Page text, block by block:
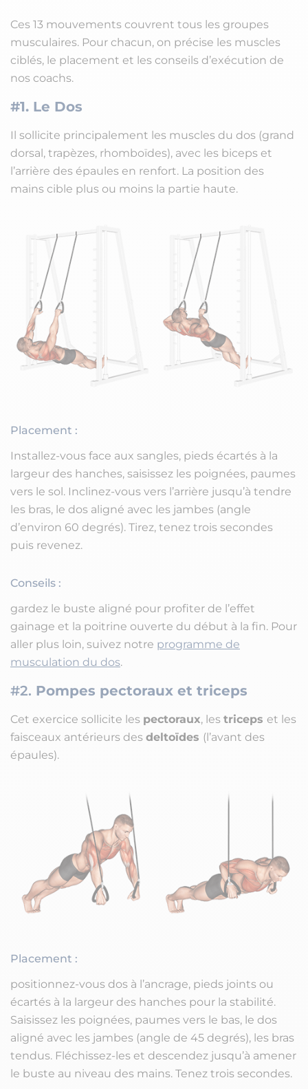
Ces 13 mouvements couvrent tous les groupes
musculaires. Pour chacun, on précise les muscles
ciblés, le placement et les conseils d’exécution de
nos coachs.
#1. Le Dos
Il sollicite principalement les muscles du dos (grand
dorsal, trapèzes, rhomboïdes), avec les biceps et
l’arrière des épaules en renfort. La position des
mains cible plus ou moins la partie haute.
Placement :
Installez-vous face aux sangles, pieds écartés à la
largeur des hanches, saisissez les poignées, paumes
vers le sol. Inclinez-vous vers l’arrière jusqu’à tendre
les bras, le dos aligné avec les jambes (angle
d’environ 60 degrés). Tirez, tenez trois secondes
puis revenez.
Conseils :
gardez le buste aligné pour profiter de l’effet
gainage et la poitrine ouverte du début à la fin. Pour
aller plus loin, suivez notre programme de
musculation du dos.
#2. Pompes pectoraux et triceps
Cet exercice sollicite les pectoraux, les triceps et les
faisceaux antérieurs des deltoïdes (l’avant des
épaules).
Placement :
positionnez-vous dos à l’ancrage, pieds joints ou
écartés à la largeur des hanches pour la stabilité.
Saisissez les poignées, paumes vers le bas, le dos
aligné avec les jambes (angle de 45 degrés), les bras
tendus. Fléchissez-les et descendez jusqu’à amener
le buste au niveau des mains. Tenez trois secondes.